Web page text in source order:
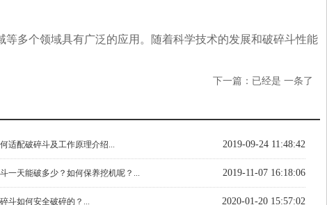
多个领域具有广泛的应用。随着科学技术的发展和破碎斗性能
下一篇：已经是 一条了
2019-09-24 11:48:42
适配破碎斗及工作原理介绍...
2019-11-07 16:18:06
一天能破多少？如何保养挖机呢？...
2020-01-20 15:57:02
斗如何安全破碎的？...